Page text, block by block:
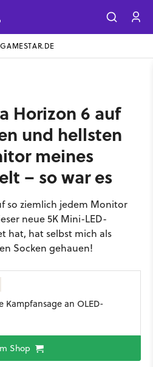
GAMESTAR.DE
Horizon 6 auf
und hellsten
meines
– so war es
so ziemlich jedem Monitor
neue 5K Mini-LED-
hat, hat selbst mich als
Socken gehauen!
Kampfansage an OLED-
Shop